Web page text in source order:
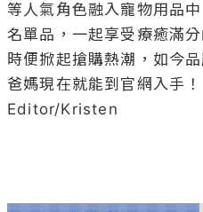
等人氣角色融入寵物用品
名單品，一起享受療癒滿
時便掀起搶購熱潮，如今
爸媽現在就能到官網入手！
Editor/Kristen